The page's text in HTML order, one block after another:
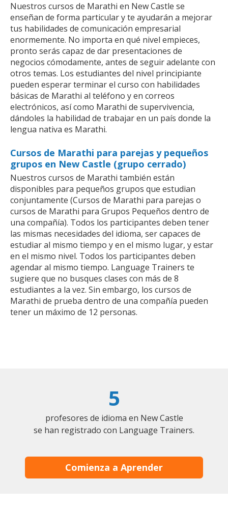
Nuestros cursos de Marathi en New Castle se
enseñan de forma particular y te ayudarán a mejorar
tus habilidades de comunicación empresarial
enormemente. No importa en qué nivel empieces,
pronto serás capaz de dar presentaciones de
negocios cómodamente, antes de seguir adelante con
otros temas. Los estudiantes del nivel principiante
pueden esperar terminar el curso con habilidades
básicas de Marathi al teléfono y en correos
electrónicos, así como Marathi de supervivencia,
dándoles la habilidad de trabajar en un país donde la
lengua nativa es Marathi.
Cursos de Marathi para parejas y pequeños
grupos en New Castle (grupo cerrado)
Nuestros cursos de Marathi también están
disponibles para pequeños grupos que estudian
conjuntamente (Cursos de Marathi para parejas o
cursos de Marathi para Grupos Pequeños dentro de
una compañía). Todos los participantes deben tener
las mismas necesidades del idioma, ser capaces de
estudiar al mismo tiempo y en el mismo lugar, y estar
en el mismo nivel. Todos los participantes deben
agendar al mismo tiempo. Language Trainers te
sugiere que no busques clases con más de 8
estudiantes a la vez. Sin embargo, los cursos de
Marathi de prueba dentro de una compañía pueden
tener un máximo de 12 personas.
5
profesores de idioma en New Castle
se han registrado con Language Trainers.
Comienza a Aprender